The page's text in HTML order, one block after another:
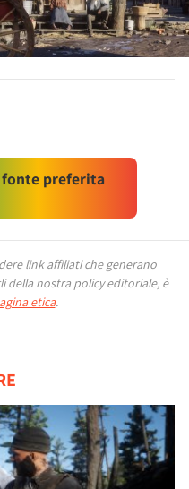
fonte preferita
link affiliati che generano
della nostra policy editoriale, è
etica.